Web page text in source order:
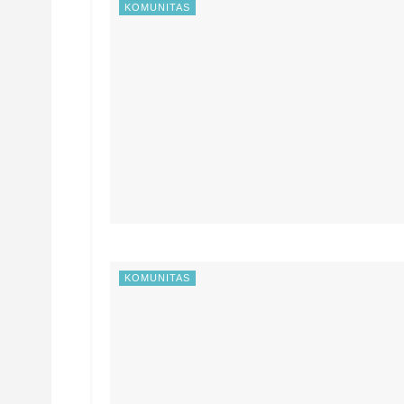
KOMUNITAS
KOMUNITAS